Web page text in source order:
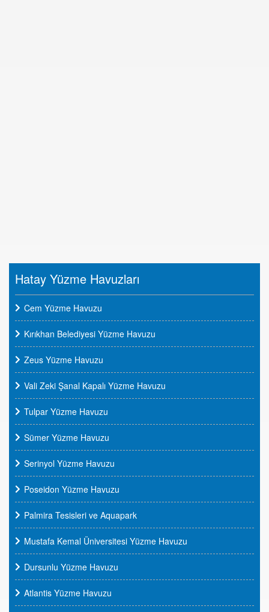
Hatay Yüzme Havuzları
Cem Yüzme Havuzu
Kırıkhan Belediyesi Yüzme Havuzu
Zeus Yüzme Havuzu
Vali Zeki Şanal Kapalı Yüzme Havuzu
Tulpar Yüzme Havuzu
Sümer Yüzme Havuzu
Serinyol Yüzme Havuzu
Poseidon Yüzme Havuzu
Palmira Tesisleri ve Aquapark
Mustafa Kemal Üniversitesi Yüzme Havuzu
Dursunlu Yüzme Havuzu
Atlantis Yüzme Havuzu